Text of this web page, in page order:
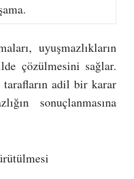
uyuşmazlıkların
çözülmesini sağlar.
adil bir karar
sonuçlanmasına